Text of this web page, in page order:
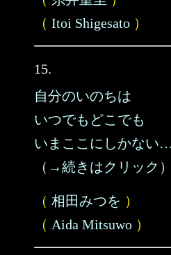
（ Itoi Shigesato ）
15.
自分のいのちは
いつでもどこでも
いまここにしかな
（→続きはクリック）
（ 相田みつを ）
（ Aida Mitsuwo ）